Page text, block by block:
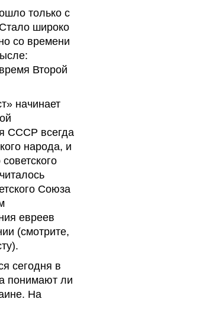
только с
широко
со времени
Второй
начинает
СССР всегда
народа, и
Союза
евреев
(смотрите,
сегодня в
понимают ли
На